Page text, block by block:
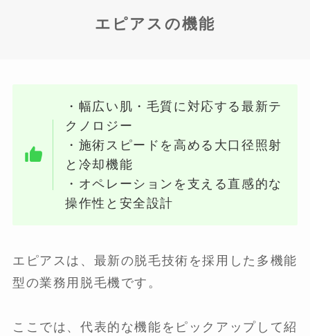
エピアスの機能
・幅広い肌・毛質に対応する最新テ
クノロジー
・施術スピードを高める大口径照射
と冷却機能
・オペレーションを支える直感的な
操作性と安全設計
エピアスは、最新の脱毛技術を採用した多機能
型の業務用脱毛機です。
ここでは、代表的な機能をピックアップして紹